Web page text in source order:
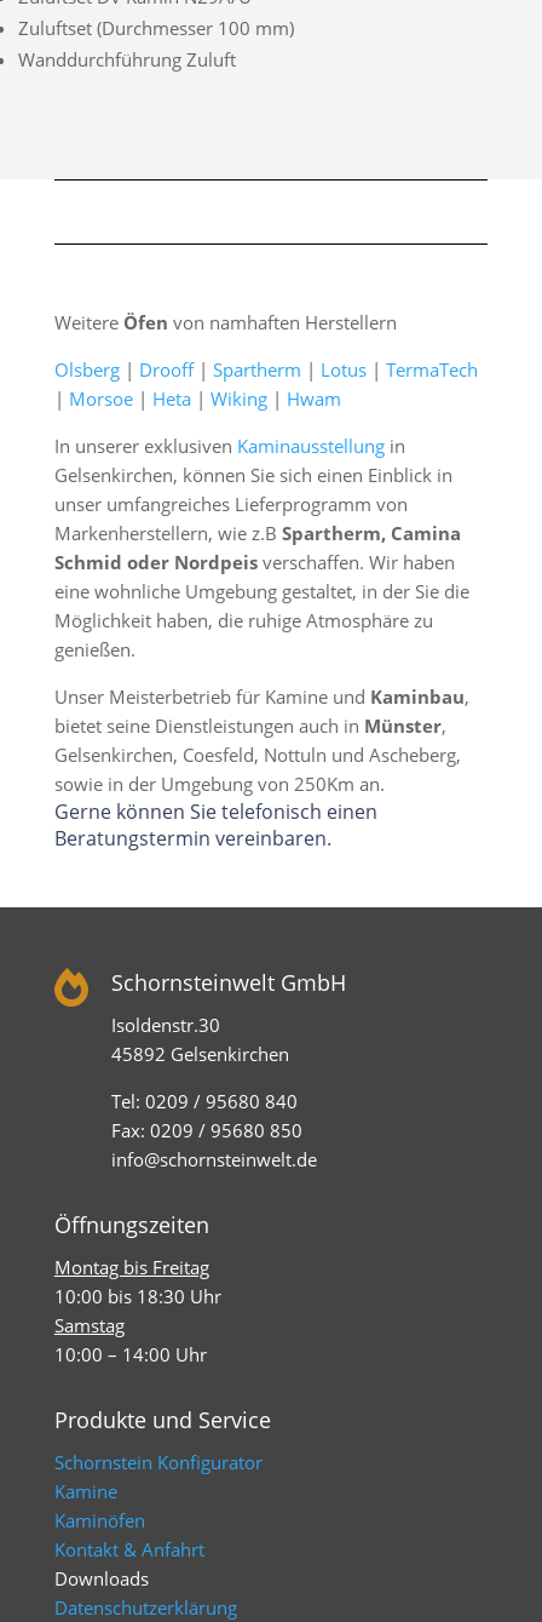
Zuluftset (Durchmesser 100 mm)
Wanddurchführung Zuluft
Weitere Öfen von namhaften Herstellern
Olsberg| Drooff| Spartherm | Lotus| TermaTech
| Morsoe| Heta| Wiking| Hwam
In unserer exklusiven Kaminausstellungin
Gelsenkirchen, können Sie sich einen Einblick in
unser umfangreiches Lieferprogramm von
Markenherstellern, wie z.B Spartherm, Camina
Schmid oder Nordpeisverschaffen. Wir haben
eine wohnliche Umgebung gestaltet, in der Sie die
Möglichkeit haben, die ruhige Atmosphäre zu
genießen.
Unser Meisterbetrieb für Kamine und Kaminbau,
bietet seine Dienstleistungen auch in Münster,
Gelsenkirchen, Coesfeld, Nottuln und Ascheberg,
sowie in der Umgebung von 250Km an.
Gerne können Sie telefonisch einen
Beratungstermin vereinbaren.
 Schornsteinwelt GmbH
Isoldenstr.30
45892 Gelsenkirchen
Tel: 0209 / 95680 840
Fax: 0209 / 95680 850
info@schornsteinwelt.de
Öffnungszeiten
Montag bis Freitag
10:00 bis 18:30 Uhr
Samstag
10:00 – 14:00 Uhr
Produkte und Service
Schornstein Konfigurator
Kamine
Kaminöfen
Kontakt & Anfahrt
Downloads
Datenschutzerklärung